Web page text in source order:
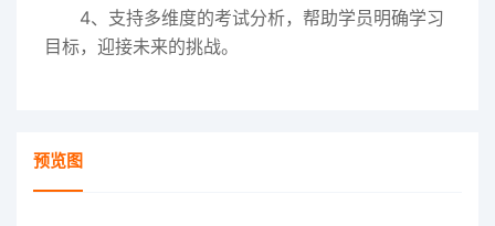
4、支持多维度的考试分析，帮助学员明确学习
目标，迎接未来的挑战。
预览图